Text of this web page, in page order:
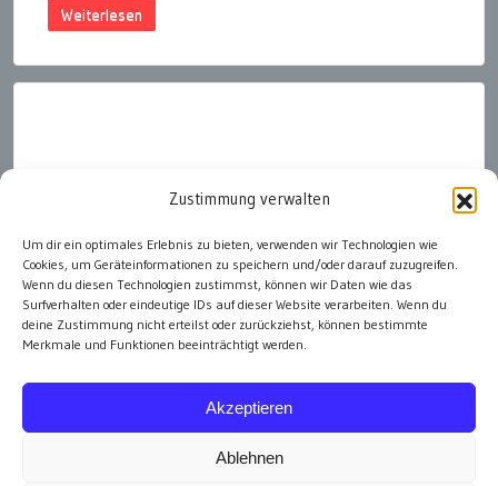
Zustimmung verwalten
Um dir ein optimales Erlebnis zu bieten, verwenden wir Technologien wie
Cookies, um Geräteinformationen zu speichern und/oder darauf zuzugreifen.
Wenn du diesen Technologien zustimmst, können wir Daten wie das
Surfverhalten oder eindeutige IDs auf dieser Website verarbeiten. Wenn du
deine Zustimmung nicht erteilst oder zurückziehst, können bestimmte
Merkmale und Funktionen beeinträchtigt werden.
Akzeptieren
Ablehnen
Weiterlesen
Spenden
Projekt ethos.at
Hubert Thurnhofer
ZVR-Zahl 1736362407